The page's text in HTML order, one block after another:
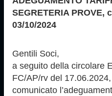
SEGRETERIA PROVE,
03/10/2024
Gentili Soci,
a seguito della circolare
FC/AP/rv del
comunicato